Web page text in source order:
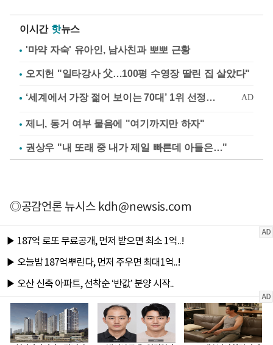
이시간 핫뉴스
'마약 자숙' 유아인, 남사친과 뽀뽀 근황
오지헌 "일타강사 父…100평 수영장 딸린 집 살았다"
제니, 동거 여부 물음에 "여기까지만 하자"
권상우 "내 또래 중 내가 제일 빠른데 아들은…"
◎공감언론 뉴시스kdh@newsis.com